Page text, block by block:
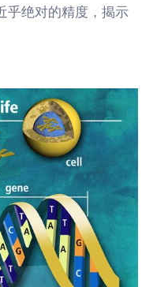
乎绝对的精度，揭示